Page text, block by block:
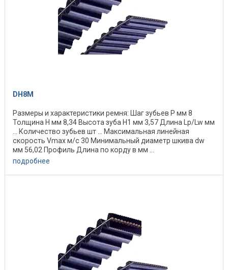
DH8M
Размеры и характеристики ремня: Шаг зубьев P мм 8
Толщина H мм 8,34 Высота зуба H1 мм 3,57 Длина Lp/Lw мм
... Количество зубьев шт ... Максимальная линейная
скорость Vmax м/с 30 Минимальный диаметр шкива dw
мм 56,02 Профиль Длина по корду в мм ...
подробнее